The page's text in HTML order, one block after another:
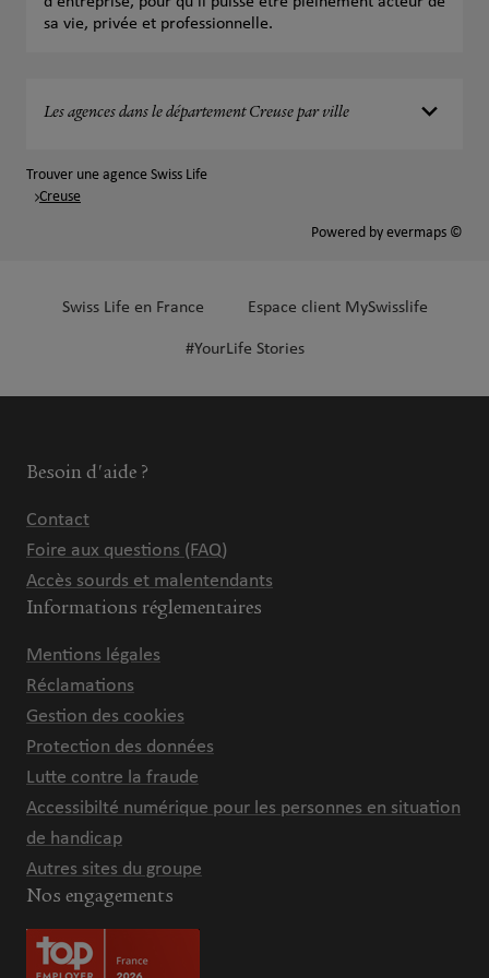
sa vie, privée et professionnelle.
Les agences dans le département Creuse par ville
Trouver une agence Swiss Life
Creuse
Powered by evermaps ©
Swiss Life en France Espace client MySwisslife
#YourLife Stories
Besoin d'aide ?
Contact
Foire aux questions (FAQ)
Accès sourds et malentendants
Informations réglementaires
Mentions légales
Réclamations
Gestion des cookies
Protection des données
Lutte contre la fraude
Accessibilté numérique pour les personnes en situation
de handicap
Autres sites du groupe
Nos engagements